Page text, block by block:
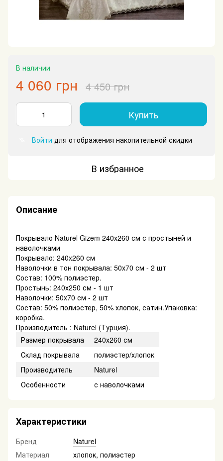
В наличии
4 060 грн 4 450 грн
Купить
Войти для отображения накопительной скидки
В избранное
Описание
Покрывало Naturel Gizem 240x260 см с простыней и
наволочками
Покрывало: 240x260 см
Наволочки в тон покрывала: 50х70 см - 2 шт
Состав: 100% полиэстер.
Простынь: 240х250 см - 1 шт
Наволочки: 50х70 см - 2 шт
Состав: 50% полиэстер, 50% хлопок, сатин.Упаковка:
коробка.
Производитель : Naturel (Турция).
Размер покрывала
240х260 см
Склад покрывала
полиэстер/хлопок
Производитель
Naturel
Особенности
с наволочками
Характеристики
Бренд
Naturel
Материал
хлопок, полиэстер